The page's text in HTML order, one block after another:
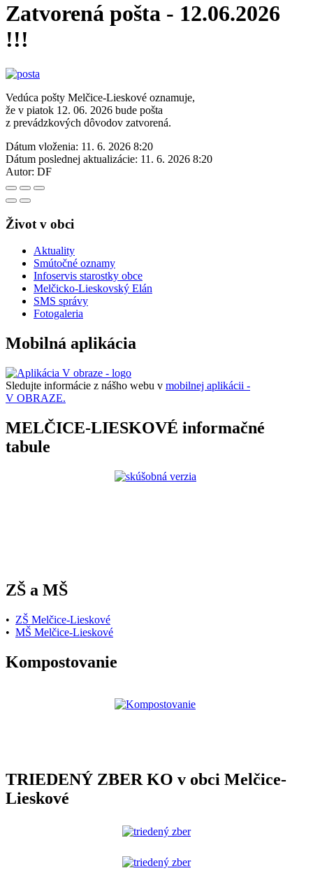
Zatvorená pošta - 12.06.2026
!!!
Vedúca pošty Melčice-Lieskové oznamuje,
že v piatok 12. 06. 2026 bude pošta
z prevádzkových dôvodov zatvorená.
Dátum vloženia: 11. 6. 2026 8:20
Dátum poslednej aktualizácie: 11. 6. 2026 8:20
Autor: DF
Život v obci
Aktuality
Smútočné oznamy
Infoservis starostky obce
Melčicko-Lieskovský Elán
SMS správy
Fotogaleria
Mobilná aplikácia
Sledujte informácie z nášho webu v mobilnej aplikácii -
V OBRAZE.
MELČICE-LIESKOVÉ informačné
tabule
ZŠ a MŠ
• ZŠ Melčice-Lieskové
• MŠ Melčice-Lieskové
Kompostovanie
TRIEDENÝ ZBER KO v obci Melčice-
Lieskové